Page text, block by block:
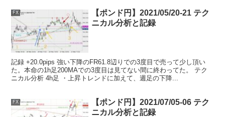
FX
【ポンド円】2021/05/20-21 テク
ニカル分析と記録
記録 +20.0pips 強い下降のFR61.8辺りでの3度目で売って少し頂い
た。本命の1h足200MAでの3度目は見てない間に終わってた。 テク
ニカル分析 4h足 ・上昇トレンドに加えて、週足の下降...
FX
【ポンド円】2021/07/05-06 テク
ニカル分析と記録